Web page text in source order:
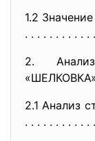
1.2
. . . . . . . . . . .
2.
«ШЕЛКОВКА»
2.1 Анализ
. . . . . . . . . . .